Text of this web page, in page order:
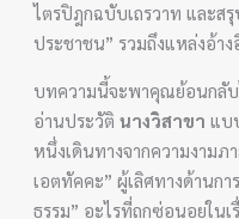
ไตรปิฎกฉบับเถรวาท และส
ประชาชน” รวมถึงแหล่งอ้าง
บทความนี้จะพาคุณย้อนกลั
อ่านประวัตินางวิสาขา แบ
หนึ่งเดินทางจากความงามภ
เอตทัคคะ” ผู้เลิศทางด้านก
ธรรม” อะไรที่ถูกซ่อนอยู่ในเ